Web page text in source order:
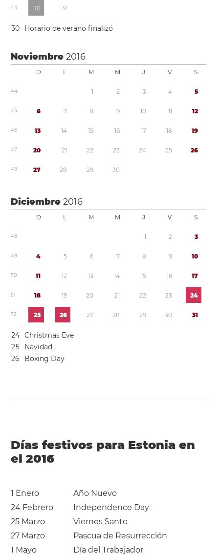
44 30 31
30 Horario de verano finalizó
Noviembre2016
D L M M J V S
44 1 2 3 4 5
45 6 7 8 9 10 11 12
46 13 14 15 16 17 18 19
47 20 21 22 23 24 25 26
48 27 28 29 30
Diciembre2016
D L M M J V S
48 1 2 3
49 4 5 6 7 8 9 10
50 11 12 13 14 15 16 17
51 18 19 20 21 22 23 24
52 25 26 27 28 29 30 31
24 Christmas Eve
25
Navidad
26 Boxing Day
Días festivos para Estonia en
el 2016
1 Enero
Año Nuevo
24 Febrero
Independence Day
25 Marzo
Viernes Santo
27 Marzo
Pascua de Resurrección
1 Mayo
Día del Trabajador